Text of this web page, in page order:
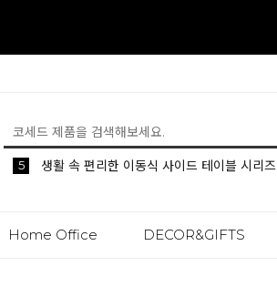
5 생활 속 편리한 이동식 사이드 테이블 시리즈
1 공간분리 인테리어의 시작 파티션
2 나만의 높이를 맞춰주는 모션데스크
3 수납장이 필요없는 리프트업 수납 침대
4 모던한 감성의 SUS 세론 포세린 세라믹 식탁
5 생활 속 편리한 이동식 사이드 테이블 시리즈
Home Office DECOR&GIFTS